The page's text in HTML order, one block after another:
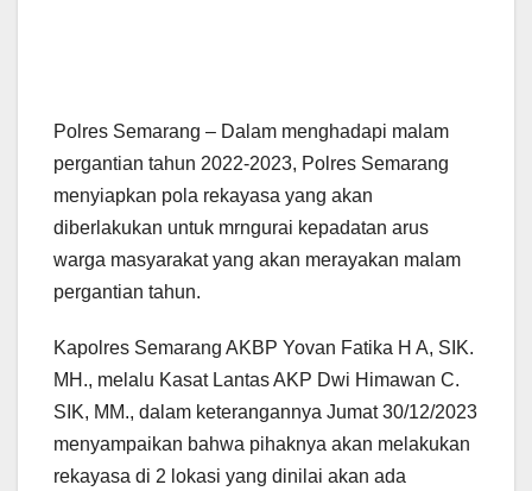
Polres Semarang – Dalam menghadapi malam
pergantian tahun 2022-2023, Polres Semarang
menyiapkan pola rekayasa yang akan
diberlakukan untuk mrngurai kepadatan arus
warga masyarakat yang akan merayakan malam
pergantian tahun.
Kapolres Semarang AKBP Yovan Fatika H A, SIK.
MH., melalu Kasat Lantas AKP Dwi Himawan C.
SIK, MM., dalam keterangannya Jumat 30/12/2023
menyampaikan bahwa pihaknya akan melakukan
rekayasa di 2 lokasi yang dinilai akan ada